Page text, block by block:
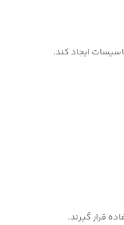
ایجاد کند.
قرار گیرند.